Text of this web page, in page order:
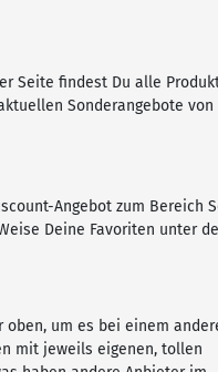
Seite findest Du alle
Sonderangebote
Angebot zum Bereich
Deine Favoriten unter
um es bei einem
mit jeweils eigenen, tollen